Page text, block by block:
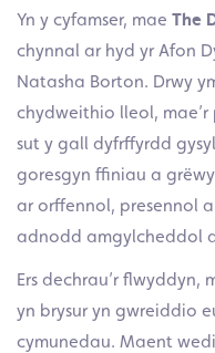
Yn y cyfamser, mae The
chynnal ar hyd yr Afon
Natasha Borton. Drwy
chydweithio lleol,
sut y gall dyfrffyrdd
goresgyn ffiniau a
ar orffennol, presennol
adnodd amgylcheddol
Ers dechrau’r flwyddyn,
yn brysur yn gwreiddio
cymunedau. Maent